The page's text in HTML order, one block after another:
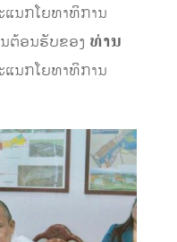
ນກໂຍທາທິການ
ຕ້ອນຮັບຂອງ ທ່ານ
ນກໂຍທາທິການ